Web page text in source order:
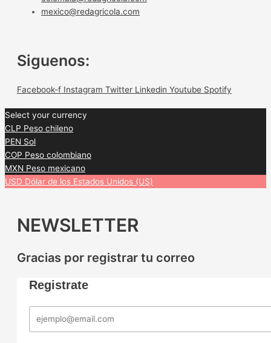
mexico@redagricola.com
Siguenos:
Facebook-f Instagram Twitter Linkedin Youtube Spotify
Select your currency
CLP Peso chileno
PEN Sol
COP Peso colombiano
MXN Peso mexicano
USD Dólar de los Estados Unidos (US)
NEWSLETTER
Gracias por registrar tu correo
Registrate